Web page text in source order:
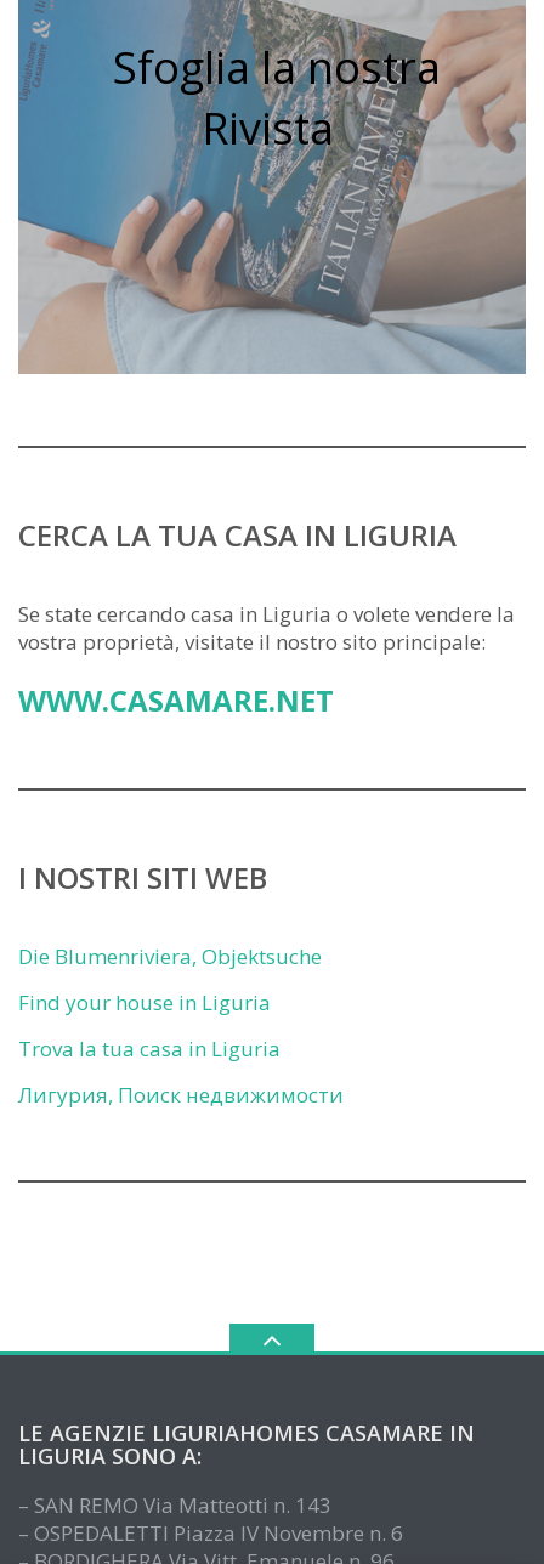
Sfoglia la nostra
Rivista
CERCA LA TUA CASA IN LIGURIA
Se state cercando casa in Liguria o volete vendere la
vostra proprietà, visitate il nostro sito principale:
WWW.CASAMARE.NET
I NOSTRI SITI WEB
Die Blumenriviera, Objektsuche
Find your house in Liguria
Trova la tua casa in Liguria
Лигурия, Поиск недвижимости
LE AGENZIE LIGURIAHOMES CASAMARE IN
LIGURIA SONO A:
– SAN REMO Via Matteotti n. 143
– OSPEDALETTI Piazza IV Novembre n. 6